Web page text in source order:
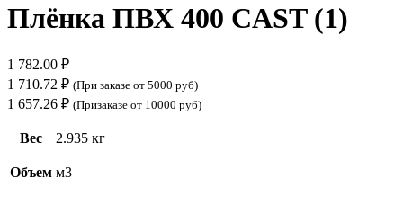
Плёнка ПВХ 400 CAST (1)
1 782.00 ₽
1 710.72 ₽ (При заказе от 5000 руб)
1 657.26 ₽ (Призаказе от 10000 руб)
Вес 2.935 кг
Объем м3